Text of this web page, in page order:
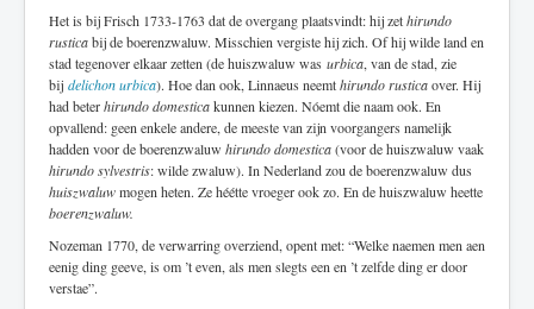
Het is bij Frisch 1733-1763 dat de overgang plaatsvindt: hij zethirundo
rusticabij de boerenzwaluw. Misschien vergiste hij zich. Of hij wilde land en
stad tegenover elkaar zetten (de huiszwaluw was urbica, van de stad, zie
bij delichon urbica). Hoe dan ook, Linnaeus neemthirundo rusticaover. Hij
had beterhirundo domesticakunnen kiezen. Nóemt die naam ook. En
opvallend: geen enkele andere, de meeste van zijn voorgangers namelijk
hadden voor de boerenzwaluw hirundo domestica(voor de huiszwaluw vaak
hirundo sylvestris: wilde zwaluw). In Nederland zou de boerenzwaluw dus
huiszwaluwmogen heten. Ze héétte vroeger ook zo. En de huiszwaluw heette
boerenzwaluw.
Nozeman 1770, de verwarring overziend, opent met: “Welke naemen men aen
eenig ding geeve, is om ’t even, als men slegts een en ’t zelfde ding er door
verstae”.